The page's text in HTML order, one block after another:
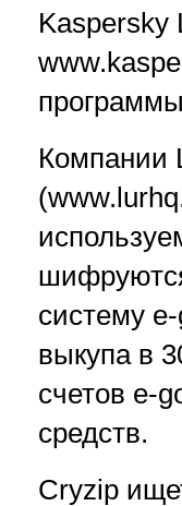
Kaspersky
Компании
систему
выкупа в
счетов e-
средств.
Cryzip